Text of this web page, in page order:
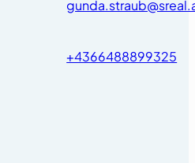
+4366488899325